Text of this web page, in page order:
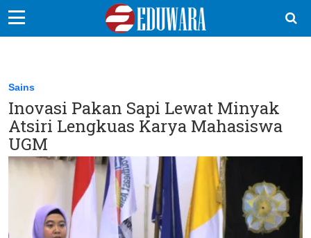
Sekolah Kita
Vokasi
Kampus
Idea
EduDana
Sains
Inovasi Pakan Sapi Lewat Minyak
Atsiri Lengkuas Karya Mahasiswa
UGM